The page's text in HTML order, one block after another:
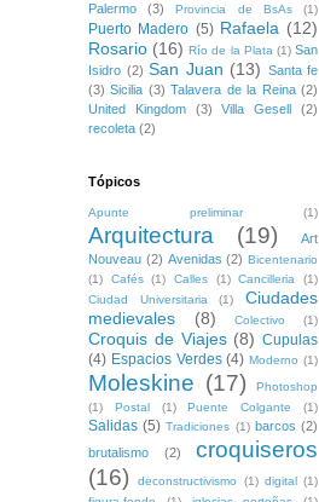
Palermo (3) Provincia de BsAs (1)
Puerto Madero (5) Rafaela (12)
Rosario (16) Río de la Plata (1) San
Isidro (2) San Juan (13) Santa fe
(3) Sicilia (3) Talavera de la Reina (2)
United Kingdom
(3) Villa Gesell
(2)
recoleta (2)
Tópicos
Apunte preliminar (1)
Arquitectura (19)
Art
Nouveau (2) Avenidas (2) Bicentenario
(1)
Cafés (1) Calles (1) Cancilleria
(1)
Ciudad Universitaria
(1)
Ciudades
medievales
(8) Colectivo (1)
Croquis de Viajes (8) Cupulas
(4) Espacios Verdes (4) Moderno (1)
Moleskine (17)
Photoshop
(1)
Postal (1) Puente Colgante (1)
Salidas (5) Tradiciones (1) barcos (2)
brutalismo
(2)
croquiseros
(16)
deconstructivismo (1) digital
(1)